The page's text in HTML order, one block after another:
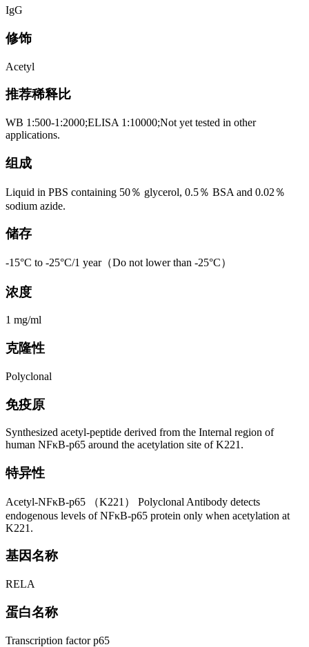
IgG
修饰
Acetyl
推荐稀释比
WB 1:500-1:2000;ELISA 1:10000;Not yet tested in other
applications.
组成
Liquid in PBS containing 50％ glycerol, 0.5％ BSA and 0.02％
sodium azide.
储存
-15°C to -25°C/1 year（Do not lower than -25°C）
浓度
1 mg/ml
克隆性
Polyclonal
免疫原
Synthesized acetyl-peptide derived from the Internal region of
human NFκB-p65 around the acetylation site of K221.
特异性
Acetyl-NFκB-p65 （K221） Polyclonal Antibody detects
endogenous levels of NFκB-p65 protein only when acetylation at
K221.
基因名称
RELA
蛋白名称
Transcription factor p65